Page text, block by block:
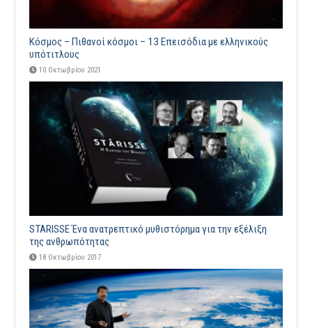
Κόσμος – Πιθανοί κόσμοι – 13 Επεισόδια με ελληνικούς
υπότιτλους
10 Οκτωβρίου 2021
STARISSE Ένα ανατρεπτικό μυθιστόρημα για την εξέλιξη
της ανθρωπότητας
18 Οκτωβρίου 2017